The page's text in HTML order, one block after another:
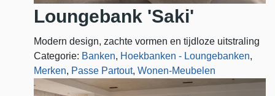
Loungebank 'Saki'
Modern design, zachte vormen en tijdloze uitstraling
Categorie: Banken, Hoekbanken - Loungebanken,
Merken, Passe Partout, Wonen-Meubelen